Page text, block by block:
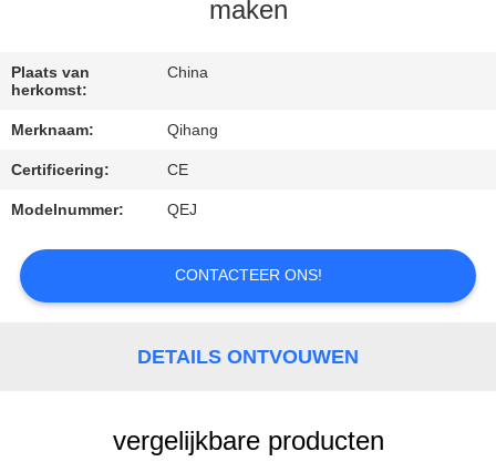
EEN
CITAAT
NIEUWS
GEVALLEN
maken
Plaats van
herkomst:
China
Merknaam: Qihang
Certificering: CE
Modelnummer: QEJ
CONTACTEER ONS!
DETAILS ONTVOUWEN
vergelijkbare producten